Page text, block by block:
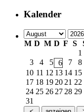
Kalender
M D M D F S
1
3
4 5 6 7 8
10 11 12 13 14 15
17 18 19 20 21 22
24 25 26 27 28 29
31